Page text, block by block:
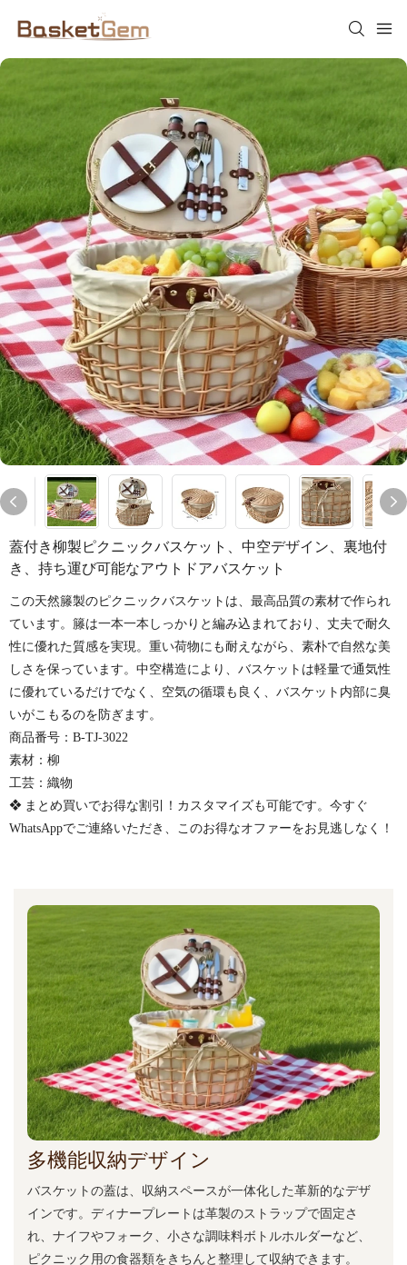
蓋付き柳製ピクニックバスケット、中空デザイン、裏地付
き、持ち運び可能なアウトドアバスケット
この天然籐製のピクニックバスケットは、最高品質の素材で作られ
ています。籐は一本一本しっかりと編み込まれており、丈夫で耐久
性に優れた質感を実現。重い荷物にも耐えながら、素朴で自然な美
しさを保っています。中空構造により、バスケットは軽量で通気性
に優れているだけでなく、空気の循環も良く、バスケット内部に臭
いがこもるのを防ぎます。
商品番号：B-TJ-3022
素材：柳
工芸：織物
❖ まとめ買いでお得な割引！カスタマイズも可能です。今すぐ
WhatsAppでご連絡いただき、このお得なオファーをお見逃しなく！
多機能収納デザイン
バスケットの蓋は、収納スペースが一体化した革新的なデザ
インです。ディナープレートは革製のストラップで固定さ
れ、ナイフやフォーク、小さな調味料ボトルホルダーなど、
ピクニック用の食器類をきちんと整理して収納できます。